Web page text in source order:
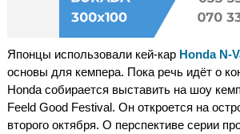
Японцы использовали кей-кар Honda N-
основы для кемпера. Пока речь идёт о
Honda собирается выставить на шоу
Feeld Good Festival. Он откроется на
второго октября. О перспективе серии